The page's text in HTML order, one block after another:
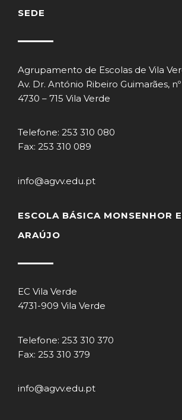
SEDE
Agrupamento de Escolas de Vila
Av. Dr. António Ribeiro Guimarães, nº
4730 – 715 Vila Verde
Telefone: 253 310 080
Fax: 253 310 089
info@agvv.edu.pt
ESCOLA BÁSICA MONSENHOR
ARAÚJO
EC Vila Verde
4731-909 Vila Verde
Telefone: 253 310 370
Fax: 253 310 379
info@agvv.edu.pt